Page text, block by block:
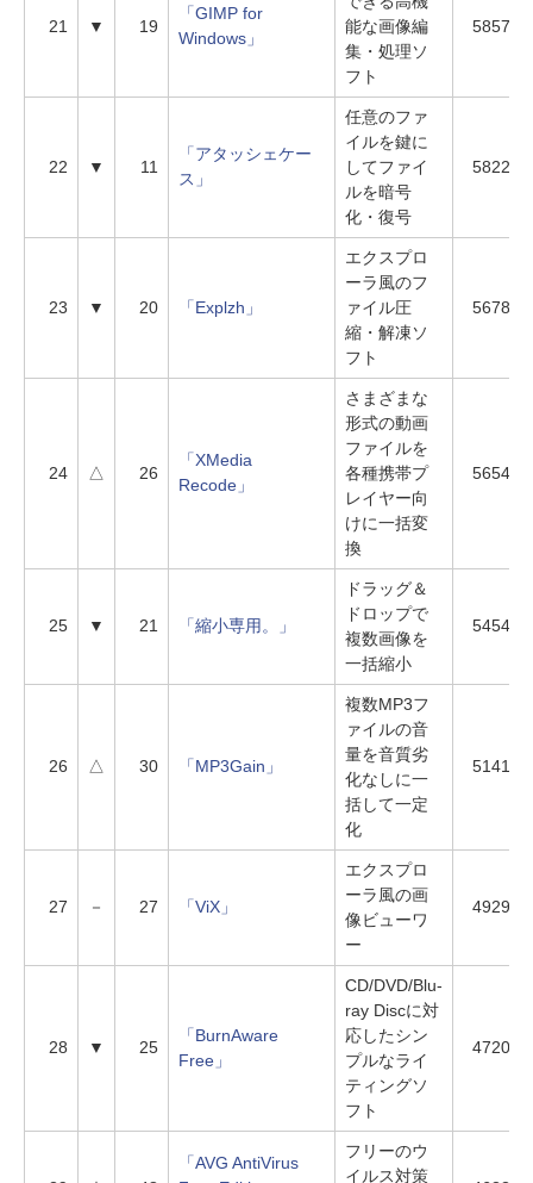
21 ▼ 19
「GIMP for
Windows」
能な画像編
集・処理ソ
フト
5857
22 ▼ 11
「アタッシェケー
ス」
任意のファ
イルを鍵に
してファイ
ルを暗号
化・復号
5822
23 ▼ 20 「Explzh」
エクスプロ
ーラ風のフ
ァイル圧
縮・解凍ソ
フト
5678
24 △ 26
「XMedia
Recode」
さまざまな
形式の動画
ファイルを
各種携帯プ
レイヤー向
けに一括変
換
5654
25 ▼ 21 「縮小専用。」
ドラッグ＆
ドロップで
複数画像を
一括縮小
5454
26 △ 30 「MP3Gain」
複数MP3フ
ァイルの音
量を音質劣
化なしに一
括して一定
化
5141
27 － 27 「ViX」
エクスプロ
ーラ風の画
像ビューワ
ー
4929
28 ▼ 25
「BurnAware
Free」
CD/DVD/Blu-
ray Discに対
応したシン
プルなライ
ティングソ
フト
4720
「AVG AntiVirus
フリーのウ
イルス対策